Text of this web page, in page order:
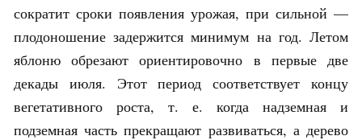
сократит сроки появления урожая, при сильной —
плодоношение задержится минимум на год. Летом
яблоню обрезают ориентировочно в первые две
декады июля. Этот период соответствует концу
вегетативного роста, т. е. когда надземная и
подземная часть прекращают развиваться, а дерево